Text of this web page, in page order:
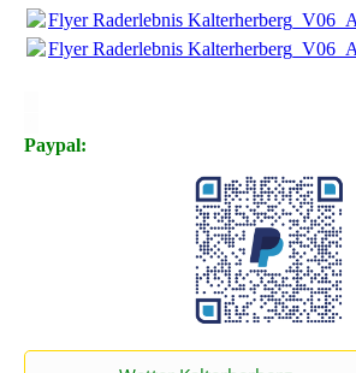
Flyer Raderlebnis
Flyer Raderlebnis
Paypal: